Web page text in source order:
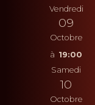
Vendredi
09
Octobre
19:00
Samedi
10
Octobre